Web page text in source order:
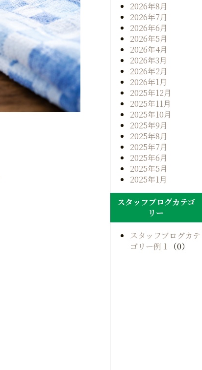
2026年8月
2026年7月
2026年6月
2026年5月
2026年4月
2026年3月
2026年2月
2026年1月
2025年12月
2025年11月
2025年10月
2025年9月
2025年8月
2025年7月
2025年6月
2025年5月
2025年1月
スタッフブログカテゴ
リー
スタッフブログカテ
ゴリー例１
（0）